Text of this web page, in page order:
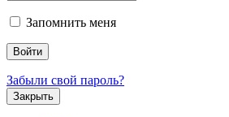
Запомнить меня
Забыли свой пароль?
Закрыть